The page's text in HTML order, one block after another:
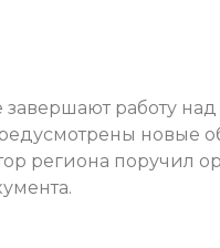
завершают работу
новые
региона поручил